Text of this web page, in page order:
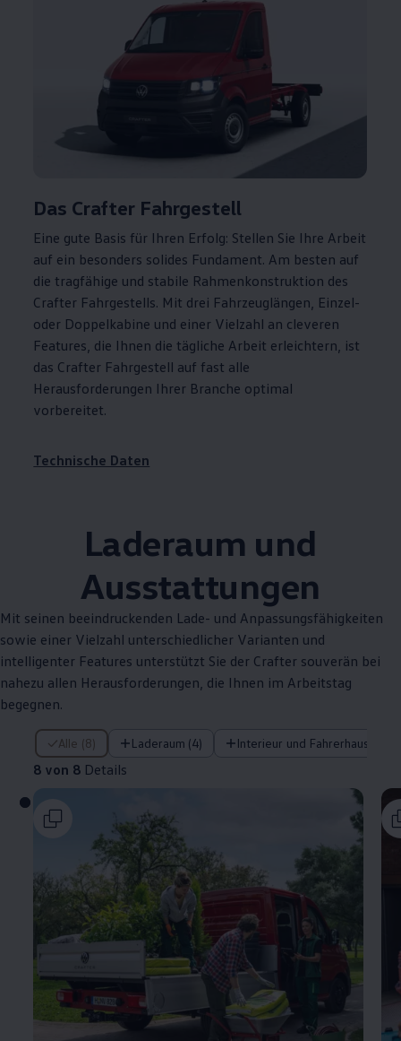
Das Crafter Fahrgestell
Eine gute Basis für Ihren Erfolg: Stellen Sie Ihre Arbeit
auf ein besonders solides Fundament. Am besten auf
die tragfähige und stabile Rahmenkonstruktion des
Crafter Fahrgestells. Mit drei Fahrzeuglängen, Einzel-
oder Doppelkabine und einer Vielzahl an cleveren
Features, die Ihnen die tägliche Arbeit erleichtern, ist
das Crafter Fahrgestell auf fast alle
Herausforderungen Ihrer Branche optimal
vorbereitet.
Technische Daten
Laderaum und
Ausstattungen
Mit seinen beeindruckenden Lade- und Anpassungsfähigkeiten
sowie einer Vielzahl unterschiedlicher Varianten und
intelligenter Features unterstützt Sie der Crafter souverän bei
nahezu allen Herausforderungen, die Ihnen im Arbeitstag
begegnen.
Alle (8) Laderaum (4) Interieur und Fahrerhaus (3)
8 von 8 Details
8 von 8 Details